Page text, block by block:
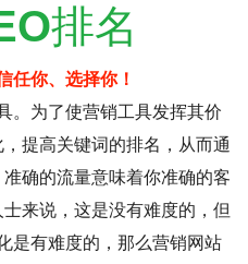
排名
任你、选择你！
。为了使营销工具发挥其价
提高关键词的排名，从而通
确的流量意味着你准确的客
来说，这是没有难度的，但
是有难度的，那么营销网站